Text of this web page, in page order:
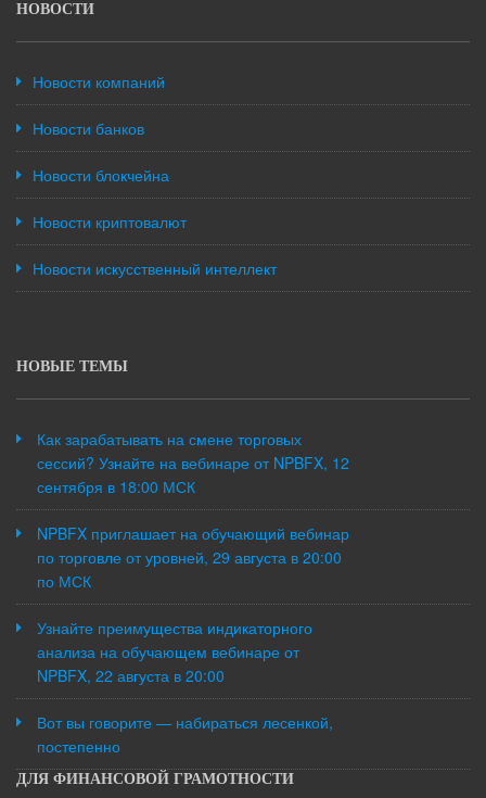
НОВОСТИ
Новости компаний
Новости банков
Новости блокчейна
Новости криптовалют
Новости искусственный интеллект
НОВЫЕ ТЕМЫ
Как зарабатывать на смене торговых
сессий? Узнайте на вебинаре от NPBFX, 12
сентября в 18:00 МСК
NPBFX приглашает на обучающий вебинар
по торговле от уровней, 29 августа в 20:00
по МСК
Узнайте преимущества индикаторного
анализа на обучающем вебинаре от
NPBFX, 22 августа в 20:00
Вот вы говорите — набираться лесенкой,
постепенно
ДЛЯ ФИНАНСОВОЙ ГРАМОТНОСТИ